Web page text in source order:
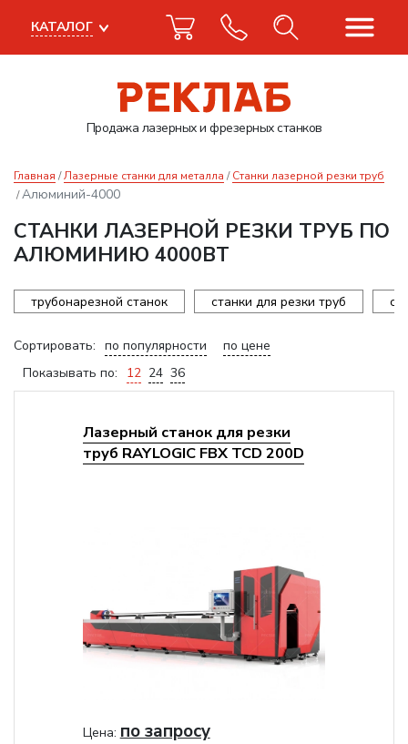
Продажа лазерныхи фрезерных станков
КАТАЛОГ
Главная Лазерные станки для металла Станки лазерной резки труб
Алюминий-4000
СТАНКИ ЛАЗЕРНОЙ РЕЗКИ ТРУБ ПО
АЛЮМИНИЮ 4000ВТ
трубонарезной станок станки для резки труб
Сортировать: по популярности
по цене
Показывать по:
12 24 36
Лазерный станок для резки
труб RAYLOGIC FBX TCD 200D
Цена: по запросу